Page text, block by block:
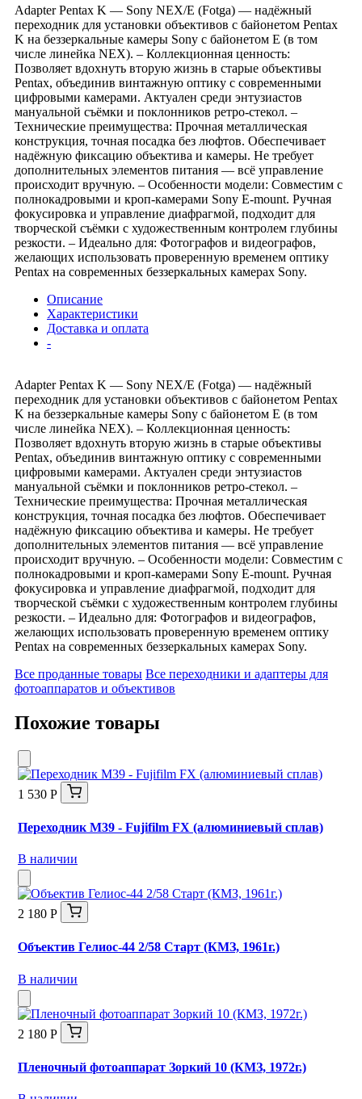
Adapter Pentax K — Sony NEX/E (Fotga) — надёжный
переходник для установки объективов с байонетом Pentax
K на беззеркальные камеры Sony с байонетом E (в том
числе линейка NEX). – Коллекционная ценность:
Позволяет вдохнуть вторую жизнь в старые объективы
Pentax, объединив винтажную оптику с современными
цифровыми камерами. Актуален среди энтузиастов
мануальной съёмки и поклонников ретро-стекол. –
Технические преимущества: Прочная металлическая
конструкция, точная посадка без люфтов. Обеспечивает
надёжную фиксацию объектива и камеры. Не требует
дополнительных элементов питания — всё управление
происходит вручную. – Особенности модели: Совместим с
полнокадровыми и кроп-камерами Sony E-mount. Ручная
фокусировка и управление диафрагмой, подходит для
творческой съёмки с художественным контролем глубины
резкости. – Идеально для: Фотографов и видеографов,
желающих использовать проверенную временем оптику
Pentax на современных беззеркальных камерах Sony.
Описание
Характеристики
Доставка и оплата
-
Adapter Pentax K — Sony NEX/E (Fotga) — надёжный
переходник для установки объективов с байонетом Pentax
K на беззеркальные камеры Sony с байонетом E (в том
числе линейка NEX). – Коллекционная ценность:
Позволяет вдохнуть вторую жизнь в старые объективы
Pentax, объединив винтажную оптику с современными
цифровыми камерами. Актуален среди энтузиастов
мануальной съёмки и поклонников ретро-стекол. –
Технические преимущества: Прочная металлическая
конструкция, точная посадка без люфтов. Обеспечивает
надёжную фиксацию объектива и камеры. Не требует
дополнительных элементов питания — всё управление
происходит вручную. – Особенности модели: Совместим с
полнокадровыми и кроп-камерами Sony E-mount. Ручная
фокусировка и управление диафрагмой, подходит для
творческой съёмки с художественным контролем глубины
резкости. – Идеально для: Фотографов и видеографов,
желающих использовать проверенную временем оптику
Pentax на современных беззеркальных камерах Sony.
Все проданные товары Все переходники и адаптеры для
фотоаппаратов и объективов
Похожие товары
1 530 Р
Переходник M39 - Fujifilm FX (алюминиевый сплав)
В наличии
2 180 Р
Объектив Гелиос-44 2/58 Старт (КМЗ, 1961г.)
В наличии
2 180 Р
Пленочный фотоаппарат Зоркий 10 (КМЗ, 1972г.)